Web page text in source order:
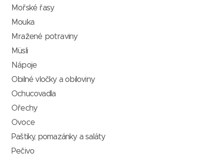
Mořské řasy
Mouka
Mražené potraviny
Müsli
Nápoje
Obilné vločky a obiloviny
Ochucovadla
Ořechy
Ovoce
Paštiky, pomazánky a saláty
Pečivo